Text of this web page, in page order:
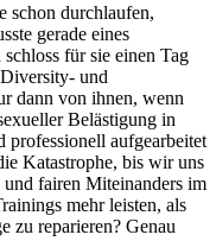
schon durchlaufen,
gerade eines
für sie einen Tag
und
dann von ihnen, wenn
Belästigung in
aufgearbeitet
Katastrophe, bis wir uns
und fairen Miteinanders im
mehr leisten, als
zu reparieren? Genau